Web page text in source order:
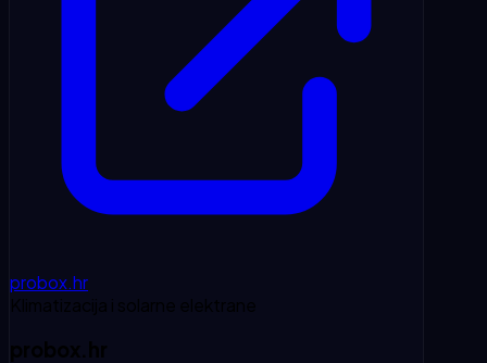
probox.hr
Klimatizacija i solarne elektrane
probox.hr